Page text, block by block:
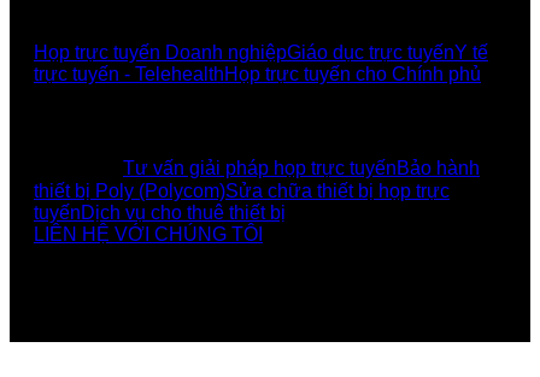
Họp trực tuyến Doanh nghiệpGiáo dục trực tuyếnY tế
trực tuyến - TelehealthHọp trực tuyến cho Chính phủ
Tư vấn giải pháp họp trực tuyếnBảo hành
thiết bị Poly (Polycom)Sửa chữa thiết bị họp trực
tuyếnDịch vụ cho thuê thiết bị
LIÊN HỆ VỚI CHÚNG TÔI